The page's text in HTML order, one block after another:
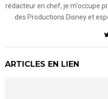
rédacteur en chef, je m'occupe
des Productions Disney et
ARTICLES EN LIEN